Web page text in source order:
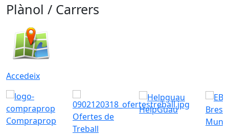
Plànol / Carrers
Accedeix
Compraprop
Ofertes de
Treball
HelpGuau